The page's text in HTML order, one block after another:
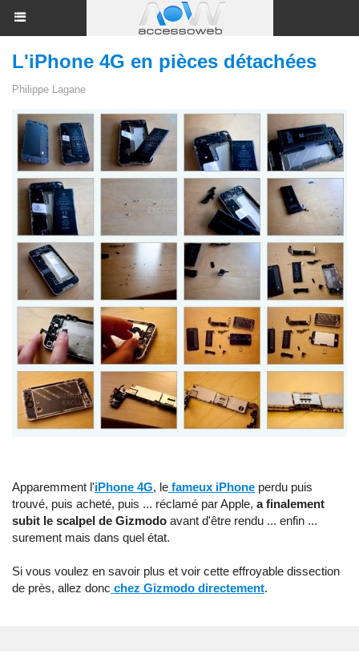
L'iPhone 4G en pièces détachées
Philippe Lagane
Apparemment l'iPhone 4G, le fameux iPhone perdu puis
trouvé, puis acheté, puis ... réclamé par Apple, a finalement
subit le scalpel de Gizmodo avant d'être rendu ... enfin ...
surement mais dans quel état.
Si vous voulez en savoir plus et voir cette effroyable dissection
de près, allez donc chez Gizmodo directement.